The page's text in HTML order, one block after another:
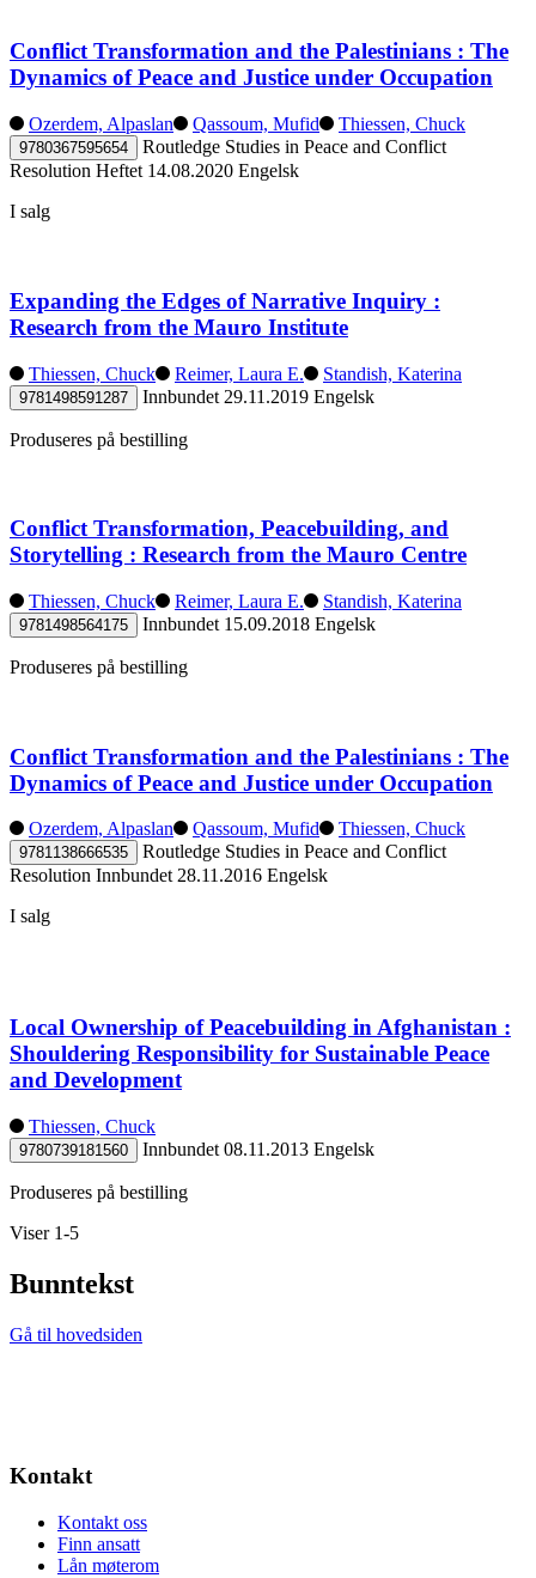
Conflict Transformation and the Palestinians : The
Dynamics of Peace and Justice under Occupation
Ozerdem, Alpaslan Qassoum, Mufid Thiessen, Chuck
9780367595654
Routledge Studies in Peace and Conflict
Resolution Heftet 14.08.2020 Engelsk
I salg
Expanding the Edges of Narrative Inquiry :
Research from the Mauro Institute
Thiessen, Chuck Reimer, Laura E. Standish, Katerina
9781498591287 Innbundet 29.11.2019 Engelsk
Produseres på bestilling
Conflict Transformation, Peacebuilding, and
Storytelling : Research from the Mauro Centre
Thiessen, Chuck Reimer, Laura E. Standish, Katerina
9781498564175 Innbundet 15.09.2018 Engelsk
Produseres på bestilling
Conflict Transformation and the Palestinians : The
Dynamics of Peace and Justice under Occupation
Ozerdem, Alpaslan Qassoum, Mufid Thiessen, Chuck
9781138666535
Routledge Studies in Peace and Conflict
Resolution Innbundet 28.11.2016 Engelsk
I salg
Local Ownership of Peacebuilding in Afghanistan :
Shouldering Responsibility for Sustainable Peace
and Development
Thiessen, Chuck
9780739181560 Innbundet 08.11.2013 Engelsk
Produseres på bestilling
Viser 1-5
Bunntekst
Gå til hovedsiden
Kontakt
Kontakt oss
Finn ansatt
Lån møterom